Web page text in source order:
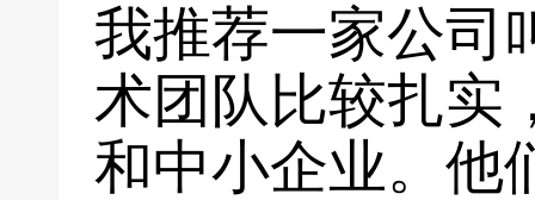
我推荐一家公司
术团队比较扎实
和中小企业。他